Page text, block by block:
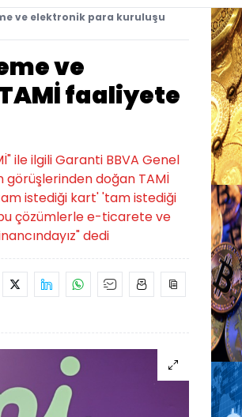
ve elektronik para kuruluşu
ve
faaliyete
ile ilgili Garanti BBVA Genel
görüşlerinden doğan TAMİ
istediği kart' 'tam istediği
bu çözümlerle e-ticarete ve
dedi